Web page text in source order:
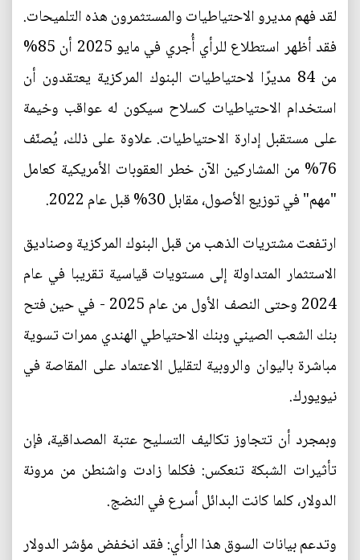
لقد فهم مديرو الاحتياطيات والمستثمرون هذه التلميحات.
فقد أظهر استطلاع للرأي أُجري في مايو 2025 أن 85%
من 84 مديرًا لاحتياطيات البنوك المركزية يعتقدون أن
استخدام الاحتياطيات كسلاح سيكون له عواقب وخيمة
على مستقبل إدارة الاحتياطيات. علاوة على ذلك، يُصنّف
76% من المشاركين الآن خطر العقوبات الأمريكية كعامل
"مهم" في توزيع الأصول، مقابل 30% قبل عام 2022.
ارتفعت مشتريات الذهب من قبل البنوك المركزية وصناديق
الاستثمار المتداولة إلى مستويات قياسية تقريبا في عام
2024 وحتى النصف الأول من عام 2025 - في حين فتح
بنك الشعب الصيني وبنك الاحتياطي الهندي ممرات تسوية
مباشرة باليوان والروبية لتقليل الاعتماد على المقاصة في
نيويورك.
وبمجرد أن تتجاوز تكاليف التسليح عتبة المصداقية، فإن
تأثيرات الشبكة تنعكس: فكلما زادت واشنطن من مرونة
الدولار، كلما كانت البدائل أسرع في النضج.
وتدعم بيانات السوق هذا الرأي: فقد انخفض مؤشر الدولار